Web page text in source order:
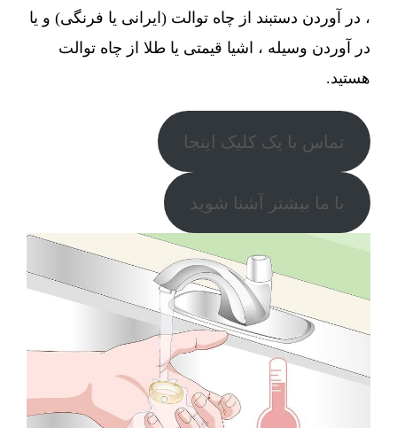
، در آوردن دستبند از چاه توالت (ایرانی یا فرنگی) و یا
در آوردن وسیله ، اشیا قیمتی یا طلا از چاه توالت
هستید.
تماس با یک کلیک اینجا
با ما بیشتر آشنا شوید